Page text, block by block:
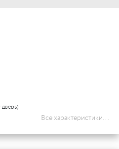
Все характеристики...